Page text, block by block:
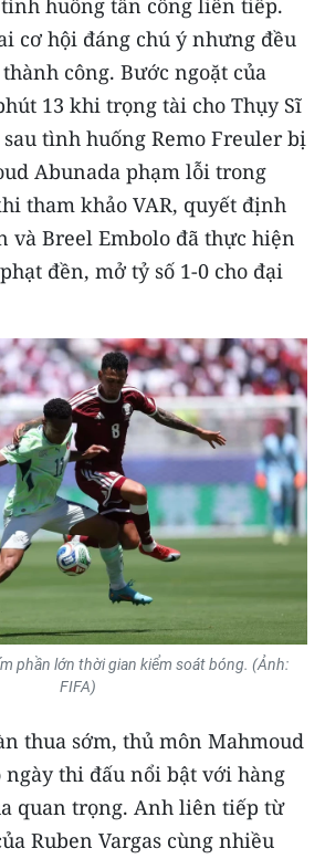
huống tấn công liên tiếp.
cơ hội đáng chú ý nhưng đều
công. Bước ngoặt của
13 khi trọng tài cho Thụy Sĩ
tình huống Remo Freuler bị
Abunada phạm lỗi trong
tham khảo VAR, quyết định
và Breel Embolo đã thực hiện
đền, mở tỷ số 1-0 cho đại
phần lớn thời gian kiểm soát bóng. (Ảnh:
FIFA)
thua sớm, thủ môn Mahmoud
ngày thi đấu nổi bật với hàng
quan trọng. Anh liên tiếp từ
Ruben Vargas cùng nhiều